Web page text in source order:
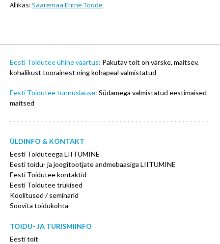
Allikas: Saaremaa Ehtne Toode
Eesti Toidutee ühine väärtus: Pakutav toit on värske, maitsev,
kohalikust toorainest ning kohapeal valmistatud
Eesti Toidutee tunnuslause: Südamega valmistatud eestimaised
maitsed
ÜLDINFO & KONTAKT
Eesti Toiduteega LIITUMINE
Eesti toidu- ja joogitootjate andmebaasiga LIITUMINE
Eesti Toidutee kontaktid
Eesti Toidutee trükised
Koolitused / seminarid
Soovita toidukohta
TOIDU- JA TURISMIINFO
Eesti toit